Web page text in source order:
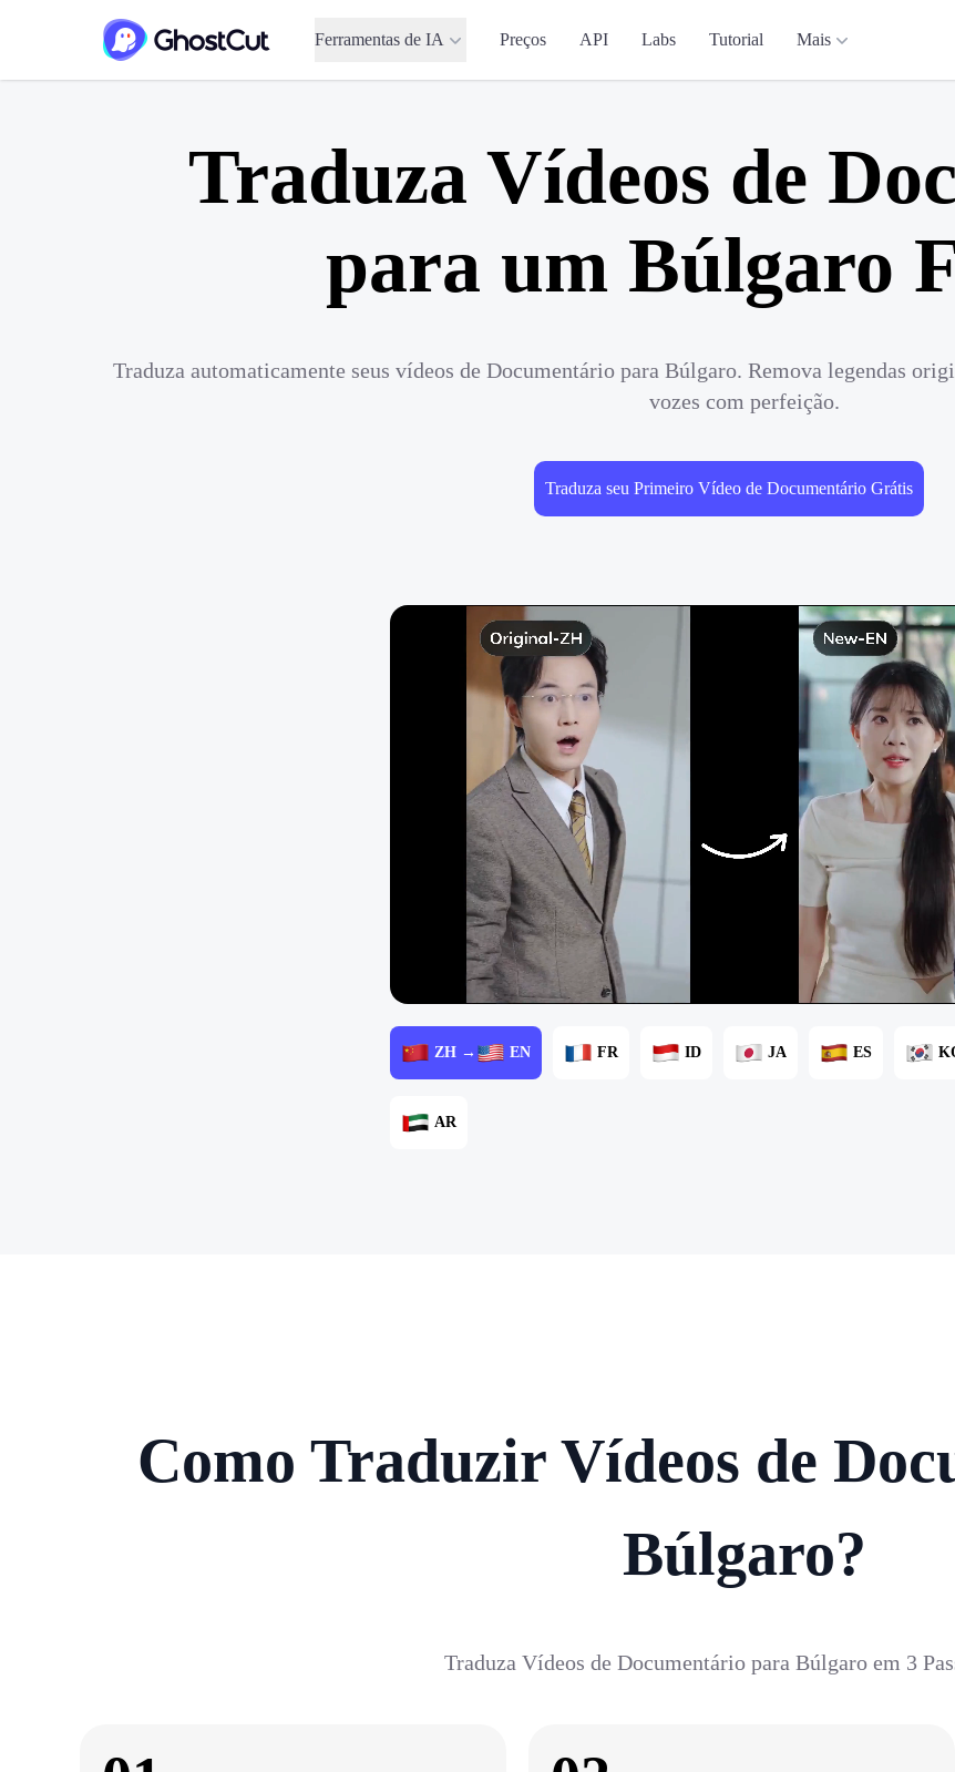
Ferramentas de IA Preços API Labs Tutorial Mais
Traduza Vídeos de
para um Búlgaro
Traduza automaticamente seus vídeos de Documentário para Búlgaro. Remova legendas
vozes com perfeição.
Traduza seu Primeiro Vídeo de Documentário Grátis
ZH → EN FR ID JA ES
AR
Como Traduzir Vídeos de
Búlgaro?
Traduza Vídeos de Documentário para Búlgaro em 3